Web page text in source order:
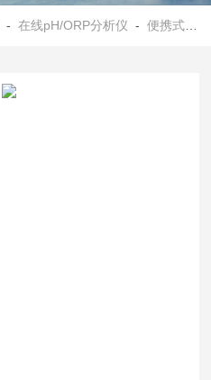
-在线pH/ORP分析仪 -便携式PH/ORP分析仪